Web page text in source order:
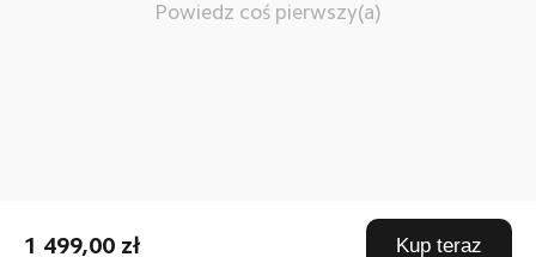
1 499,00 zł Kup teraz
Powiedz coś pierwszy(a)